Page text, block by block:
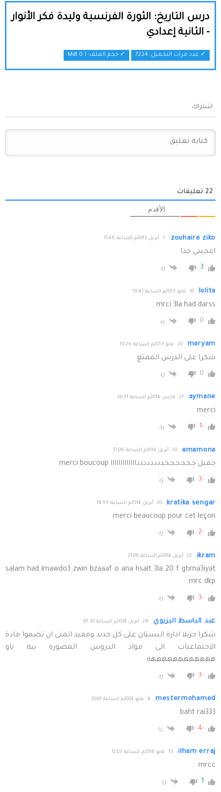
درس التاريخ: الثورة الفرنسية وليدة فكر الأنوار
- الثانية إعدادي
✓ عدد مرات التحميل: 7224 ✓ حجم الملف: 0.1 MiB
اشتراك
22 تعليقات
الأقدم
zouhaire ziko 5 أبريل 2013م الساعة 11:46
اعجبني جدا
3 رد
lolita 10 مايو 2013م الساعة 19:41
mrci 3la had darss
0 رد
maryam 20 مايو 2013م الساعة 19:26
شكرا على الدرس الممتع
0 رد
aymane 27 مارس 2014م الساعة 20:31
merci
-1 رد
amamona 20 أبريل 2014م الساعة 17:06
جميل ججججججددددددددااااااااااااا merci boucoup
-3 رد
kratika sengar 20 أبريل 2014م الساعة 18:59
merci beaucoup pour cet leçon
-2 رد
ikram 22 أبريل 2014م الساعة 21:06
salam had lmawdo3 zwin bzaaaf o ana hsalt 3la 20 f gtima3iyat
mrc dkp
-3 رد
عبد الباسط اليزيوي 28 أبريل 2014م الساعة 07:30
شكرا جزيلا ادارة البستان على كل جديد ومفيد اتمنى ان تضموا مادة
الاجتماعيات الى مواد الدروس المصورة ييه ياو
ههههههههههههه
-3 رد
mestermohamed 4 مايو 2014م الساعة 20:01
baht rai333
-4 رد
ilham erraj 13 مايو 2014م الساعة 12:03
mrcc
1 رد